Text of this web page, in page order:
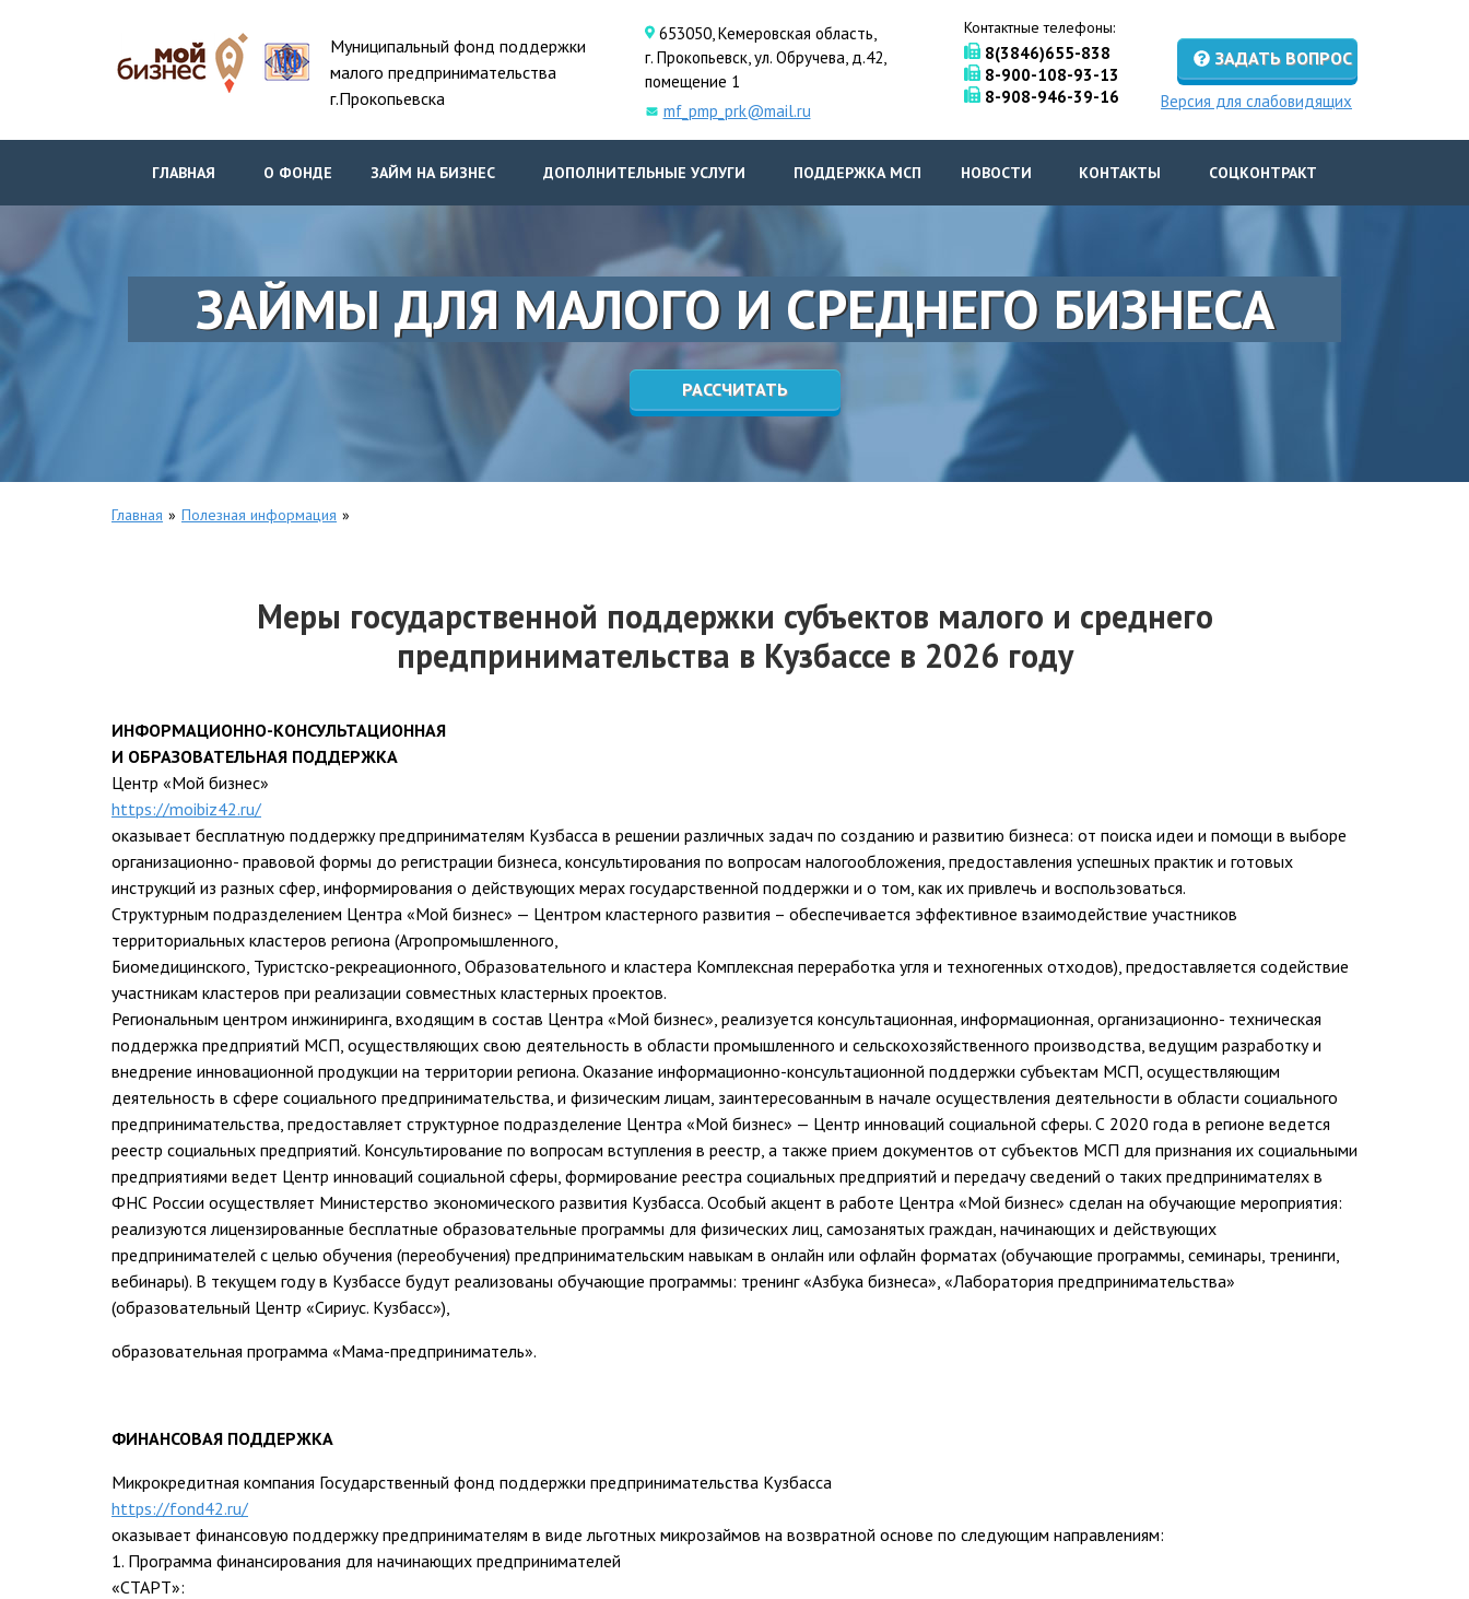
Муниципальный фонд поддержки
малого предпринимательства
г.Прокопьевска
653050, Кемеровская область,
г. Прокопьевск, ул. Обручева, д.42,
помещение 1
mf_pmp_prk@mail.ru
Контактные телефоны:
8(3846)655-838
8-900-108-93-13
8-908-946-39-16
ЗАДАТЬ ВОПРОС
Версия для слабовидящих
ГЛАВНАЯ О ФОНДЕ ЗАЙМ НА БИЗНЕС ДОПОЛНИТЕЛЬНЫЕ УСЛУГИ ПОДДЕРЖКА МСП НОВОСТИ КОНТАКТЫ СОЦКОНТРАКТ
ЗАЙМЫ ДЛЯ МАЛОГО И СРЕДНЕГО БИЗНЕСА
РАССЧИТАТЬ
Главная » Полезная информация »
Меры государственной поддержки субъектов малого и среднего
предпринимательства в Кузбассе в 2026 году
ИНФОРМАЦИОННО-КОНСУЛЬТАЦИОННАЯ
И ОБРАЗОВАТЕЛЬНАЯ ПОДДЕРЖКА
Центр «Мой бизнес»
https://moibiz42.ru/
оказывает бесплатную поддержку предпринимателям Кузбасса в решении различных задач по созданию и развитию бизнеса: от поиска идеи и помощи в выборе
организационно- правовой формы до регистрации бизнеса, консультирования по вопросам налогообложения, предоставления успешных практик и готовых
инструкций из разных сфер, информирования о действующих мерах государственной поддержки и о том, как их привлечь и воспользоваться.
Структурным подразделением Центра «Мой бизнес» — Центром кластерного развития – обеспечивается эффективное взаимодействие участников
территориальных кластеров региона (Агропромышленного,
Биомедицинского, Туристско-рекреационного, Образовательного и кластера Комплексная переработка угля и техногенных отходов), предоставляется содействие
участникам кластеров при реализации совместных кластерных проектов.
Региональным центром инжиниринга, входящим в состав Центра «Мой бизнес», реализуется консультационная, информационная, организационно- техническая
поддержка предприятий МСП, осуществляющих свою деятельность в области промышленного и сельскохозяйственного производства, ведущим разработку и
внедрение инновационной продукции на территории региона. Оказание информационно-консультационной поддержки субъектам МСП, осуществляющим
деятельность в сфере социального предпринимательства, и физическим лицам, заинтересованным в начале осуществления деятельности в области социального
предпринимательства, предоставляет структурное подразделение Центра «Мой бизнес» — Центр инноваций социальной сферы. С 2020 года в регионе ведется
реестр социальных предприятий. Консультирование по вопросам вступления в реестр, а также прием документов от субъектов МСП для признания их социальными
предприятиями ведет Центр инноваций социальной сферы, формирование реестра социальных предприятий и передачу сведений о таких предпринимателях в
ФНС России осуществляет Министерство экономического развития Кузбасса. Особый акцент в работе Центра «Мой бизнес» сделан на обучающие мероприятия:
реализуются лицензированные бесплатные образовательные программы для физических лиц, самозанятых граждан, начинающих и действующих
предпринимателей с целью обучения (переобучения) предпринимательским навыкам в онлайн или офлайн форматах (обучающие программы, семинары, тренинги,
вебинары). В текущем году в Кузбассе будут реализованы обучающие программы: тренинг «Азбука бизнеса», «Лаборатория предпринимательства»
(образовательный Центр «Сириус. Кузбасс»),
образовательная программа «Мама-предприниматель».
ФИНАНСОВАЯ ПОДДЕРЖКА
Микрокредитная компания Государственный фонд поддержки предпринимательства Кузбасса
https://fond42.ru/
оказывает финансовую поддержку предпринимателям в виде льготных микрозаймов на возвратной основе по следующим направлениям:
1. Программа финансирования для начинающих предпринимателей
«СТАРТ»: